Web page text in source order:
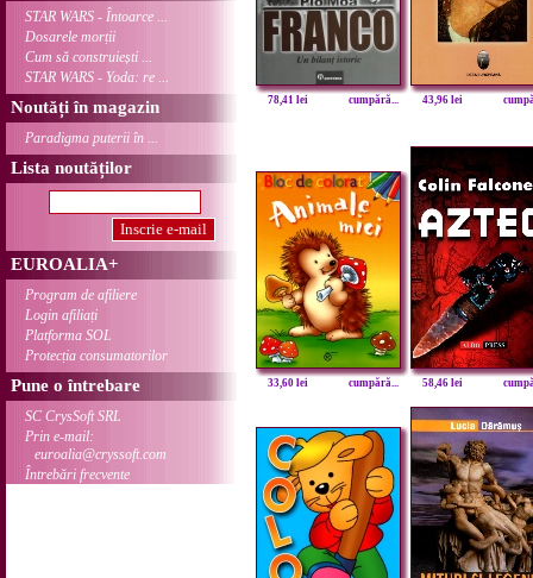
STAR WARS - Întoarce ...
Dosarele morții
Cum să construiești ...
STAR WARS - Yoda: re ...
Noutăți în magazin
Paradigma puterii în ...
Lista noutăților
EUROALIA+
Program de afiliere
Login afiliați
Platforma SOL
Protecția consumatorilor
Pune o întrebare
SC CrysSoft SRL
Prin e-mail:
euroalia@cryssoft.com
Întrebări frecvente
78,41 lei cumpără... 43,96 lei
33,60 lei cumpără... 58,46 lei